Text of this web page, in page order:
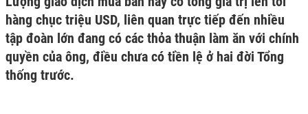
hàng chục triệu USD, liên quan trực tiếp đến nhiều
tập đoàn lớn đang có các thỏa thuận làm ăn với chính
quyền của ông, điều chưa có tiền lệ ở hai đời Tổng
thống trước.